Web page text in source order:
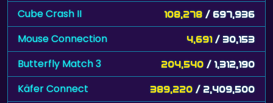
Cube Crash II 108,278 / 697,936
Mouse Connection 4,691 / 30,153
Butterfly Match 3 204,540 / 1,312,190
Käfer Connect 389,220 / 2,409,500